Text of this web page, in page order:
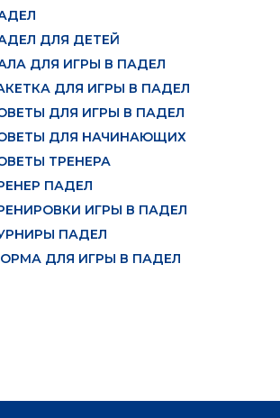
ДЛЯ ДЕТЕЙ
ДЛЯ ИГРЫ В ПАДЕЛ
ДЛЯ ИГРЫ В ПАДЕЛ
ДЛЯ ИГРЫ В ПАДЕЛ
ДЛЯ НАЧИНАЮЩИХ
ТРЕНЕРА
ПАДЕЛ
ИГРЫ В ПАДЕЛ
ПАДЕЛ
ДЛЯ ИГРЫ В ПАДЕЛ